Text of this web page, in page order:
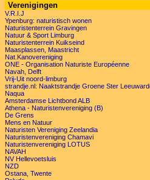
Verenigingen
V.R.I.J
Ypenburg: naturistisch wonen
Naturistenterrein Gravingen
Natuur & Sport Limburg
Naturistenterrein Kuikseind
Maasplassen, Maastricht
Nat.Kanovereniging
ONE - Organisation Naturiste Européenne
Navah, Delft
Vrij-Uit noord-limburg
strandje.nl: Naaktstrandje Groene Ster
Naqua
Amsterdamse Lichtbond ALB
Athena - Naturistenvereniging (B)
De Grens
Mens en Natuur
Naturisten Vereniging Zeelandia
Naturistenvereniging Chamavi
Naturistenvereniging LOTUS
NAVAH
NV Hellevoetsluis
NZD
Ostana, Twente